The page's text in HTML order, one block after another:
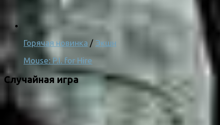
Горячая новинка / Экшн
Mouse: P.I. for Hire
Случайная игра